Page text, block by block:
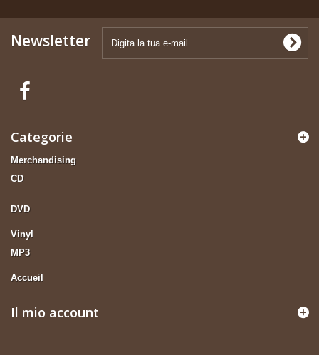
Newsletter
Categorie
Merchandising
CD
DVD
Vinyl
MP3
Accueil
Il mio account